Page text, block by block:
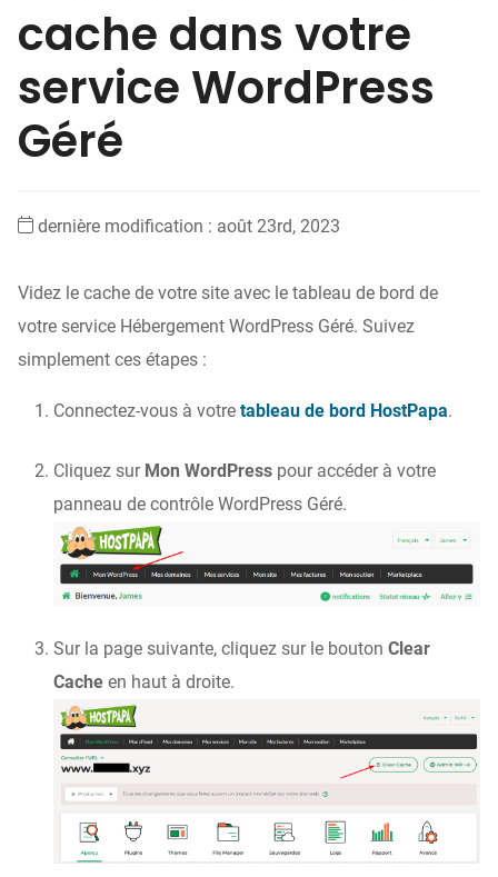
cache dans votre
service WordPress
Géré
dernière modification : août 23rd, 2023
Videz le cache de votre site avec le tableau de bord de
votre service Hébergement WordPress Géré. Suivez
simplement ces étapes :
Connectez-vous à votre tableau de bord HostPapa.
Cliquez sur Mon WordPress pour accéder à votre
panneau de contrôle WordPress Géré.
Sur la page suivante, cliquez sur le bouton Clear
Cache en haut à droite.